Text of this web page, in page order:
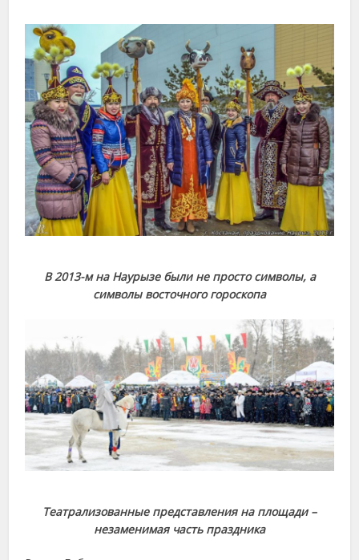
В 2013-м на Наурызе были не просто символы, а
символы восточного гороскопа
Театрализованные представления на площади –
незаменимая часть праздника